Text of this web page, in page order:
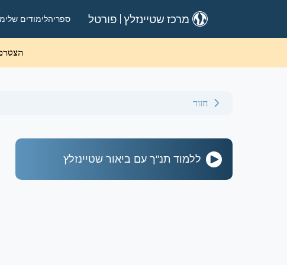
מרכז שטיינזלץ פורטל ספריהלימודים שלי
חזור
ללמוד תנ"ך עם ביאור שטיינזלץ